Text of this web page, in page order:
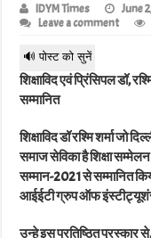
IDYM Times June
Leave a comment
🔊 पोस्ट को सुनें
शिक्षाविद एवं प्रिंसिपल डॉ,
सम्मानित
शिक्षाविद डॉ रश्मि शर्मा जो
समाज सेविका है शिक्षा सम्मेलन
सम्मान-2021 से सम्मानित
आईईटी ग्रुप ऑफ इंस्टीट्यूशंस,
उन्हे इस प्रतिष्ठित पुरस्कार